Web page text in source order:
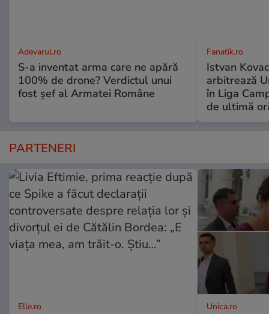
Adevarul.ro
S-a inventat arma care ne apără
100% de drone? Verdictul unui
fost șef al Armatei Române
Fanatik.ro
Istvan
arbitrează
în Liga
de ultimă
PARTENERI
Elle.ro Unica.ro